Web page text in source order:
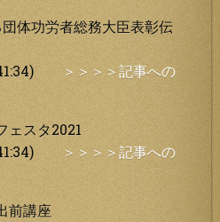
体功労者総務大臣表彰伝
＞＞＞＞記事への
ェスタ2021
＞＞＞＞記事への
前講座